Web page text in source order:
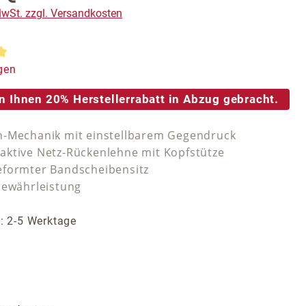
zzgl. Versandkosten
Bewertung von 5 von 5 Sternen
Ihnen 20% Herstellerrabatt in Abzug gebracht.
Mechanik mit einstellbarem Gegendruck
Netz-Rückenlehne mit Kopfstütze
Bandscheibensitz
2-5 Werktage